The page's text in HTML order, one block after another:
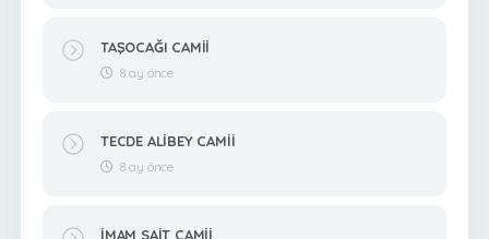
TAŞOCAĞI CAMİİ
8 ay önce
TECDE ALİBEY CAMİİ
8 ay önce
İMAM SAİT CAMİİ